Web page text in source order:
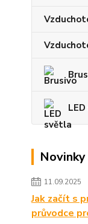
Novinky
11.09.2025
Jak začít s
průvodce